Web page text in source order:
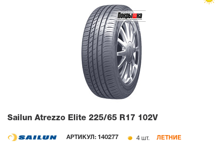
Sailun Atrezzo Elite 225/65 R17 102V
АРТИКУЛ: 140277 4 шт. ЛЕТНИЕ